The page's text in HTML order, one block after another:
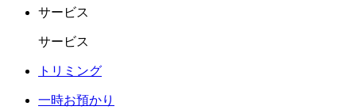
サービス
サービス
トリミング
一時お預かり